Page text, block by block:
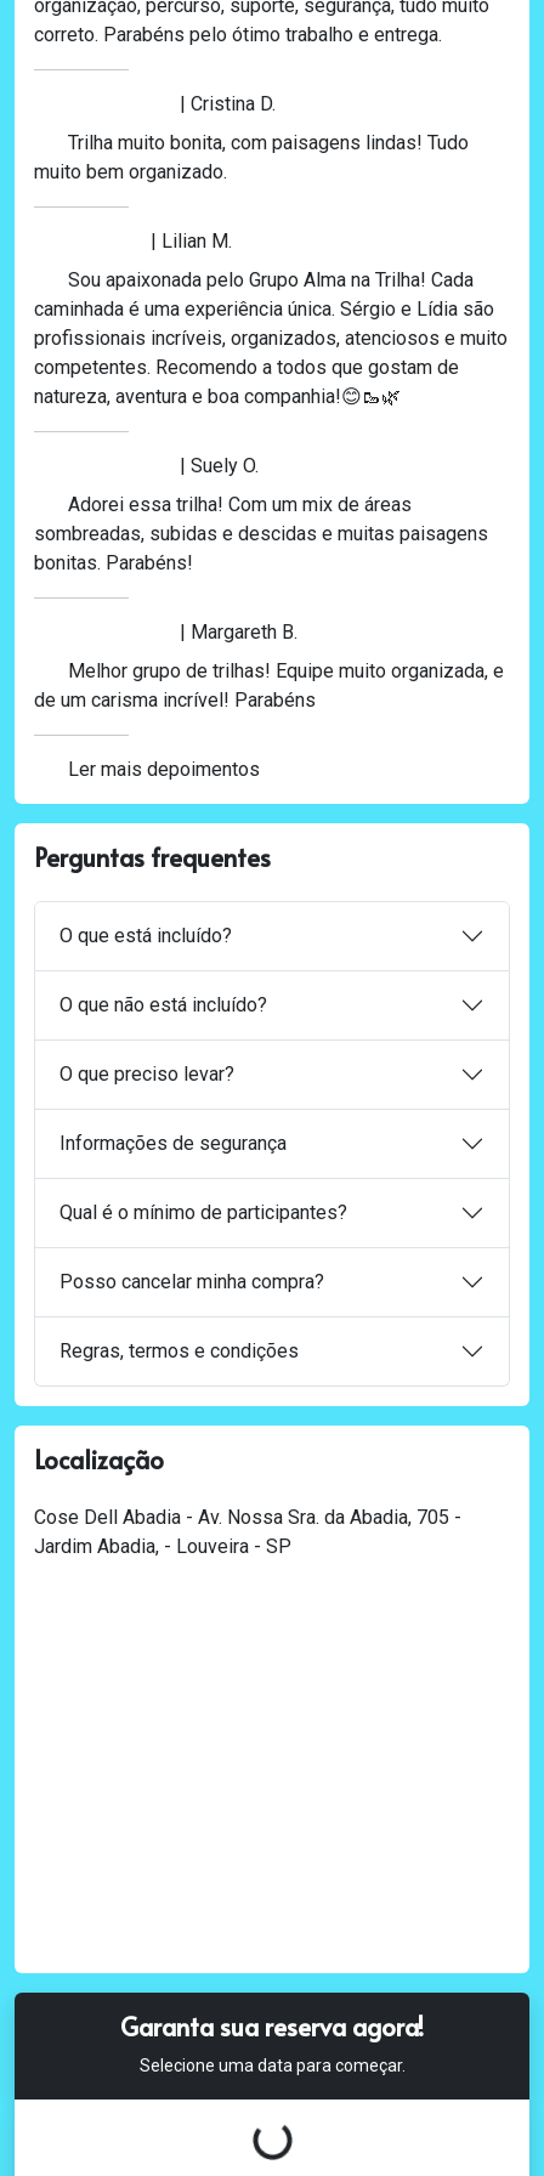
organização, percurso, suporte, segurança, tudo muito
correto. Parabéns pelo ótimo trabalho e entrega.
| Cristina D.
Trilha muito bonita, com paisagens lindas! Tudo
muito bem organizado.
| Lilian M.
Sou apaixonada pelo Grupo Alma na Trilha! Cada
caminhada é uma experiência única. Sérgio e Lídia são
profissionais incríveis, organizados, atenciosos e muito
competentes. Recomendo a todos que gostam de
natureza, aventura e boa companhia!😊🥾🌿
| Suely O.
Adorei essa trilha! Com um mix de áreas
sombreadas, subidas e descidas e muitas paisagens
bonitas. Parabéns!
| Margareth B.
Melhor grupo de trilhas! Equipe muito organizada, e
de um carisma incrível! Parabéns
Ler mais depoimentos
Perguntas frequentes
O que está incluído?
O que não está incluído?
O que preciso levar?
Informações de segurança
Qual é o mínimo de participantes?
Posso cancelar minha compra?
Regras, termos e condições
Localização
Cose Dell Abadia - Av. Nossa Sra. da Abadia, 705 -
Jardim Abadia, - Louveira - SP
Garanta sua reserva agora!
Selecione uma data para começar.